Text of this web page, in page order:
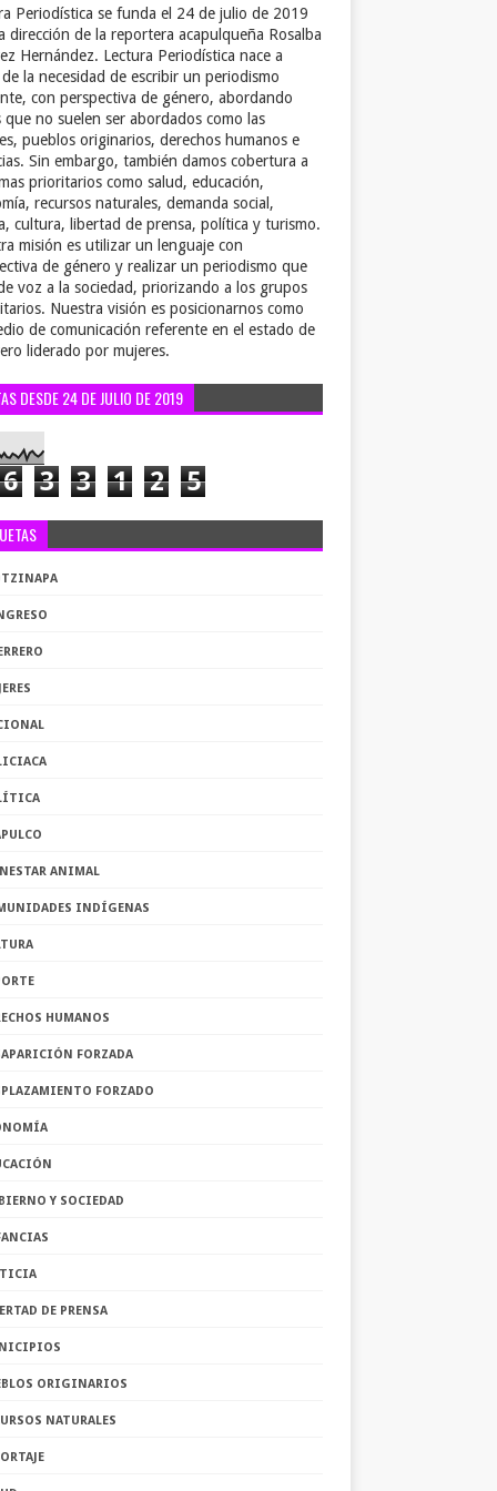
Periodística se funda el 24 de julio de 2019
dirección de la reportera acapulqueña Rosalba
Hernández. Lectura Periodística nace a
la necesidad de escribir un periodismo
con perspectiva de género, abordando
que no suelen ser abordados como las
pueblos originarios, derechos humanos e
Sin embargo, también damos cobertura a
prioritarios como salud, educación,
recursos naturales, demanda social,
cultura, libertad de prensa, política y turismo.
misión es utilizar un lenguaje con
de género y realizar un periodismo que
voz a la sociedad, priorizando a los grupos
Nuestra visión es posicionarnos como
de comunicación referente en el estado de
liderado por mujeres.
DESDE 24 DE JULIO DE 2019
6 3 3 1 2 5
ANIMAL
INDÍGENAS
HUMANOS
FORZADA
FORZADO
Y SOCIEDAD
DE PRENSA
ORIGINARIOS
NATURALES